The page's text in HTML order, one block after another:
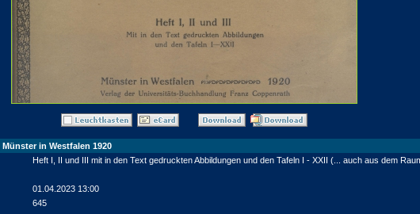
in Westfalen 1920
Heft I, II und III mit in den Text gedruckten Abbildungen und den Tafeln I - XXII (... auch aus dem
01.04.2023 13:00
645